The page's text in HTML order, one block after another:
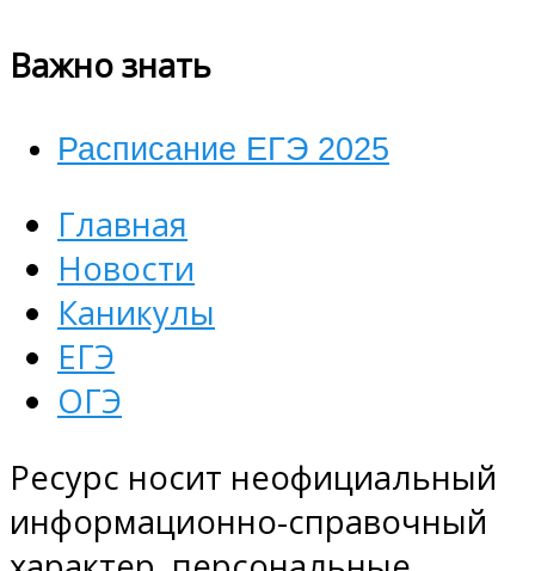
Важно знать
Расписание ЕГЭ 2025
Главная
Новости
Каникулы
ЕГЭ
ОГЭ
Ресурс носит неофициальный
информационно-справочный